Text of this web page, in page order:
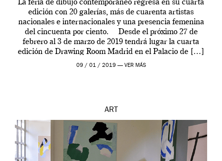
La feria de dibujo contemporáneo regresa en su cuarta
edición con 20 galerías, más de cuarenta artistas
nacionales e internacionales y una presencia femenina
del cincuenta por ciento. Desde el próximo 27 de
febrero al 3 de marzo de 2019 tendrá lugar la cuarta
edición de Drawing Room Madrid en el Palacio de […]
09 / 01 / 2019 — VER MÁS
ART